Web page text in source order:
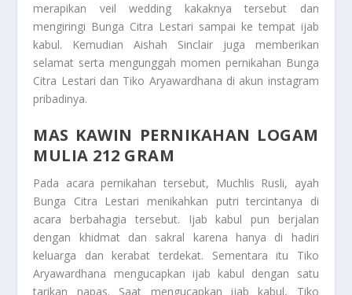
merapikan veil wedding kakaknya tersebut dan
mengiringi Bunga Citra Lestari sampai ke tempat ijab
kabul. Kemudian Aishah Sinclair juga memberikan
selamat serta mengunggah momen pernikahan Bunga
Citra Lestari dan Tiko Aryawardhana di akun instagram
pribadinya.
MAS KAWIN PERNIKAHAN LOGAM
MULIA 212 GRAM
Pada acara pernikahan tersebut, Muchlis Rusli, ayah
Bunga Citra Lestari menikahkan putri tercintanya di
acara berbahagia tersebut. Ijab kabul pun berjalan
dengan khidmat dan sakral karena hanya di hadiri
keluarga dan kerabat terdekat. Sementara itu Tiko
Aryawardhana mengucapkan ijab kabul dengan satu
tarikan napas. Saat mengucapkan ijab kabul, Tiko